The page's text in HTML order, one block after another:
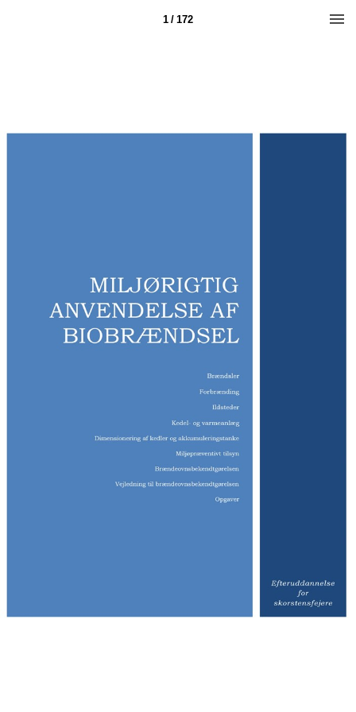
1 / 172